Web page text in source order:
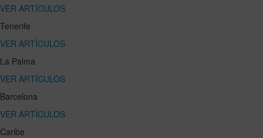
VER ARTÍCULOS
Tenerife
VER ARTÍCULOS
La Palma
VER ARTÍCULOS
Barcelona
VER ARTÍCULOS
Caribe